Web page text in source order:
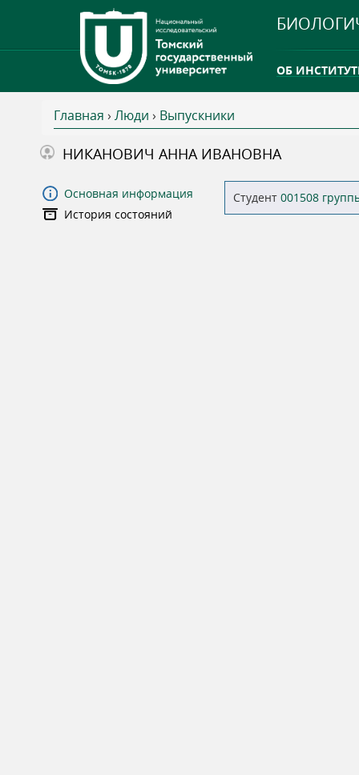
ОБ
ТГУ ОТКРЫЛ
В
ы
з
Главная › Люди › Выпускники
НИКАНОВИЧ АННА ИВАНОВНА
Основная информация
История состояний
Студент 001508